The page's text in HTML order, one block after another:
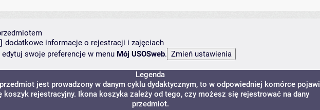
dodatkowe informacje o rejestracji i zajęciach
swoje preferencje w menu Mój USOSweb.
Legenda
jest prowadzony w danym cyklu dydaktycznym, to w odpowiedniej komórce pojawi
koszyk rejestracyjny. Ikona koszyka zależy od tego, czy możesz się rejestrować na dany
przedmiot.